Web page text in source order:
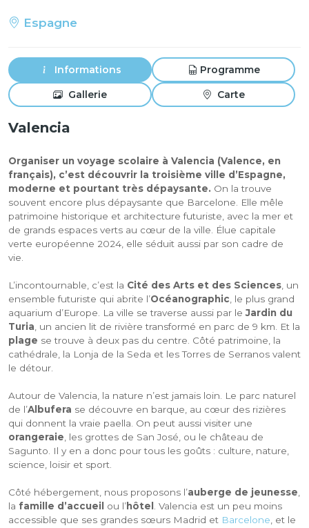
Espagne
Informations Programme
Gallerie Carte
Valencia
Organiser un voyage scolaire à Valencia (Valence, en
français), c’est découvrir la troisième ville d’Espagne,
moderne et pourtant très dépaysante. On la trouve
souvent encore plus dépaysante que Barcelone. Elle mêle
patrimoine historique et architecture futuriste, avec la mer et
de grands espaces verts au cœur de la ville. Élue capitale
verte européenne 2024, elle séduit aussi par son cadre de
vie.
L’incontournable, c’est la Cité des Arts et des Sciences, un
ensemble futuriste qui abrite l’Océanographic, le plus grand
aquarium d’Europe. La ville se traverse aussi par leJardin du
Turia, un ancien lit de rivière transformé en parc de 9 km. Et la
plage se trouve à deux pas du centre. Côté patrimoine, la
cathédrale, la Lonja de la Seda et les Torres de Serranos valent
le détour.
Autour de Valencia, la nature n’est jamais loin. Le parc naturel
de l’Albufera se découvre en barque, au cœur des rizières
qui donnent la vraie paella. On peut aussi visiter une
orangeraie, les grottes de San José, ou le château de
Sagunto. Il y en a donc pour tous les goûts : culture, nature,
science, loisir et sport.
Côté hébergement, nous proposons l’auberge de jeunesse,
la famille d’accueil ou l’hôtel . Valencia est un peu moins
accessible que ses grandes sœurs Madrid et Barcelone, et le